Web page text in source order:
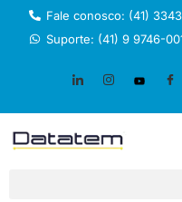
Fale conosco: (41)
Suporte: (41) 9 9746-